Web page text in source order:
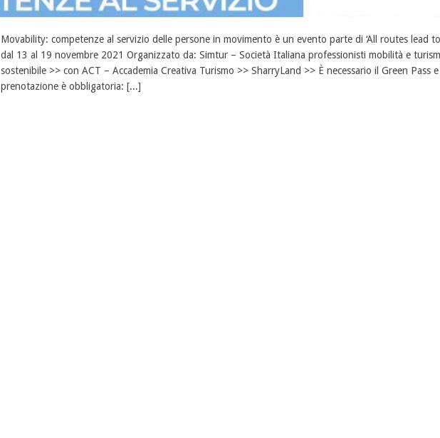
Movability: competenze al servizio delle persone in movimento è un evento parte di ‘All routes lead to
dal 13 al 19 novembre 2021 Organizzato da: Simtur – Società Italiana professionisti mobilità e
sostenibile >> con ACT – Accademia Creativa Turismo >> SharryLand >> È necessario il Green Pass e
prenotazione è obbligatoria: [...]